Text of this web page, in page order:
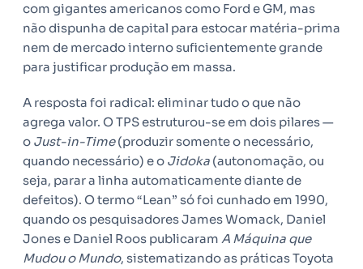
com gigantes americanos como Ford e GM, mas
não dispunha de capital para estocar matéria-prima
nem de mercado interno suficientemente grande
para justificar produção em massa.
A resposta foi radical: eliminar tudo o que não
agrega valor. O TPS estruturou-se em dois pilares —
o Just-in-Time(produzir somente o necessário,
quando necessário) e o Jidoka (autonomação, ou
seja, parar a linha automaticamente diante de
defeitos). O termo “Lean” só foi cunhado em 1990,
quando os pesquisadores James Womack, Daniel
Jones e Daniel Roos publicaram A Máquina que
Mudou o Mundo, sistematizando as práticas Toyota